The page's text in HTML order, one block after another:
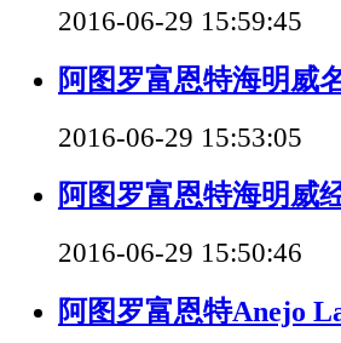
2016-06-29 15:59:45
阿图罗富恩特海明威
2016-06-29 15:53:05
阿图罗富恩特海明威
2016-06-29 15:50:46
阿图罗富恩特Anejo